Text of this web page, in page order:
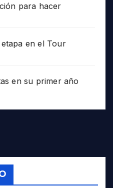
para hacer
en el Tour
en su primer año